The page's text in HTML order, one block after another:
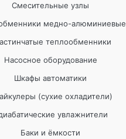
Смесительные узлы
медно-алюминиевые
теплообменники
Насосное оборудование
Шкафы автоматики
(сухие охладители)
увлажнители
Баки и ёмкости